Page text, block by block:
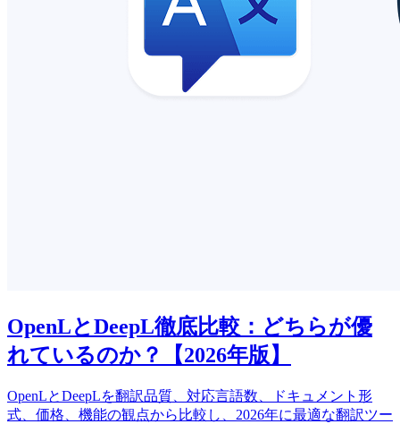
OpenLとDeepL徹底比較：どちらが優
れているのか？【2026年版】
OpenLとDeepLを翻訳品質、対応言語数、ドキュメント形
式、価格、機能の観点から比較し、2026年に最適な翻訳ツー